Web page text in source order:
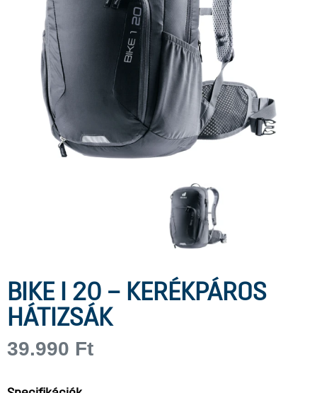
BIKE I 20 – KERÉKPÁROS
HÁTIZSÁK
39.990 Ft